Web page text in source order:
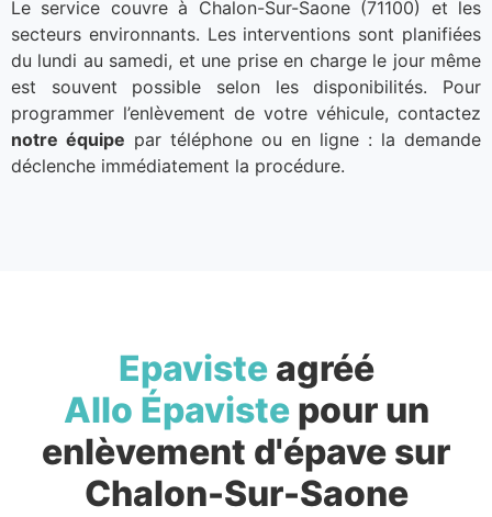
Le service couvre à Chalon-Sur-Saone (71100) et les
secteurs environnants. Les interventions sont planifiées
du lundi au samedi, et une prise en charge le jour même
est souvent possible selon les disponibilités. Pour
programmer l’enlèvement de votre véhicule, contactez
notre équipe par téléphone ou en ligne : la demande
déclenche immédiatement la procédure.
Epavisteagréé
Allo Épavistepour un
enlèvement d'épave sur
Chalon-Sur-Saone